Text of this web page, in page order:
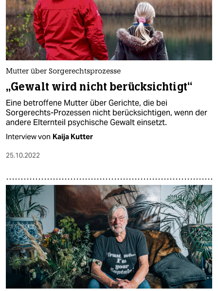
Mutter über Sorgerechtsprozesse
„Gewalt wird nicht berücksichtigt“
Eine betroffene Mutter über Gerichte, die bei
Sorgerechts-Prozessen nicht berücksichtigen, wenn der
andere Elternteil psychische Gewalt einsetzt.
Interview von Kaija Kutter
25.10.2022